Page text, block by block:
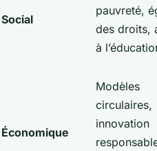
Social
pauvreté,
des droits,
à
Économique
Modèles
circulaires,
innovation